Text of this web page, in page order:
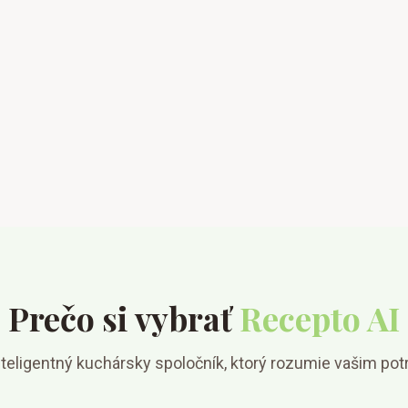
Prečo si vybraťRecepto AI
kuchársky spoločník, ktorý rozumie vašim